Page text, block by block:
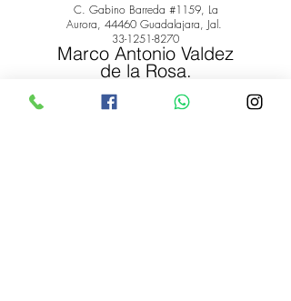
C. Gabino Barreda #1159, La
Aurora, 44460 Guadalajara, Jal.
33-1251-8270
Marco Antonio Valdez
de la Rosa.